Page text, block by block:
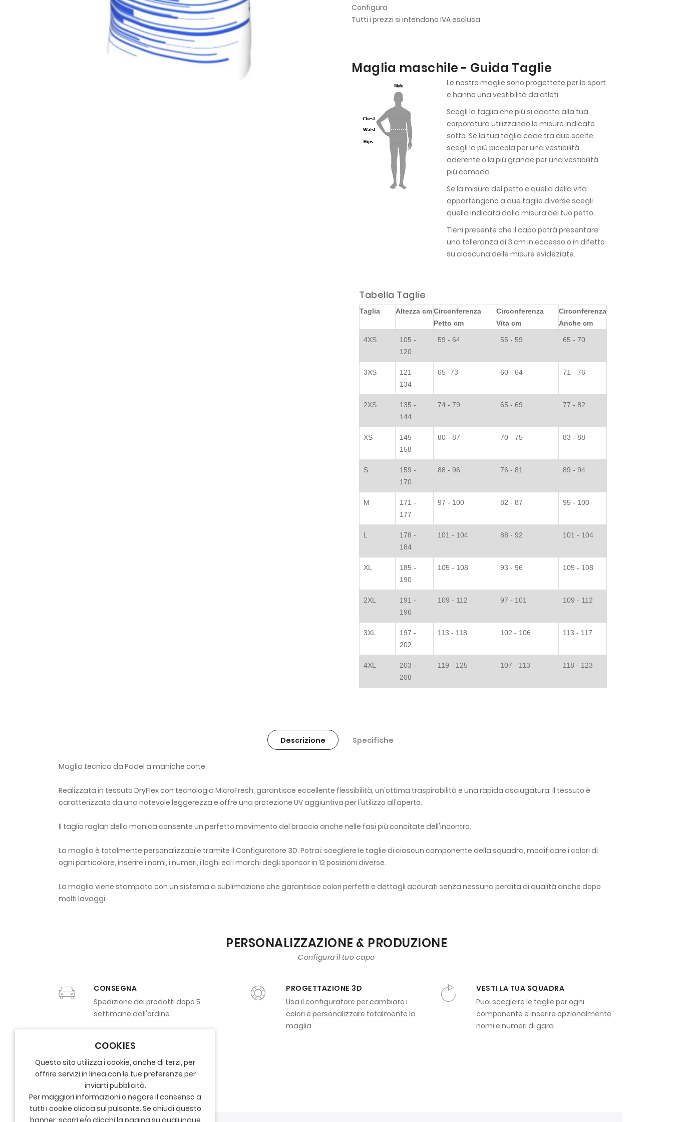
COOKIES
Questo sito utilizza i cookie, anche di terzi, per
offrire servizi in linea con le tue preferenze per
inviarti pubblicità.
Per maggiori informazioni o negare il consenso a
tutti i cookie clicca sul pulsante. Se chiudi questo
banner, scorri e/o clicchi la pagina su qualunque
Configura
Tutti i prezzi si intendono IVA esclusa
Maglia maschile - Guida Taglie
Le nostre maglie sono progettate per lo sport
e hanno una vestibilità da atleti.
Scegli la taglia che più si adatta alla tua
corporatura utilizzando le misure indicate
sotto. Se la tua taglia cade tra due scelte,
scegli la più piccola per una vestibilità
aderente o la più grande per una vestibilità
più comoda.
Se la misura del petto e quella della vita
appartengono a due taglie diverse scegli
quella indicata dalla misura del tuo petto.
Tieni presente che il capo potrà presentare
una tolleranza di 3 cm in eccesso o in difetto
su ciascuna delle misure evideziate.
Tabella Taglie
Taglia Altezza cmCirconferenza
Petto cm
Circonferenza
Vita cm
Circonferenza
Anche cm
4XS
105 -
120
59 - 64 55 - 59 65 - 70
3XS
121 -
134
65 -73 60 - 64 71 - 76
2XS
135 -
144
74 - 79 65 - 69 77 - 82
XS
145 -
158
80 - 87 70 - 75 83 - 88
S
159 -
170
88 - 96 76 - 81 89 - 94
M
171 -
177
97 - 100 82 - 87 95 - 100
L
178 -
184
101 - 104 88 - 92 101 - 104
XL
185 -
190
105 - 108 93 - 96 105 - 108
2XL
191 -
196
109 - 112 97 - 101 109 - 112
3XL
197 -
202
113 - 118 102 - 106 113 - 117
4XL
203 -
208
119 - 125 107 - 113 118 - 123
Descrizione
Maglia tecnica da Padel a maniche corte.
Realizzata in tessuto DryFlex con tecnologia MicroFresh, garantisce eccellente flessibilità, un'ottima traspirabilità e una rapida asciugatura. Il tessuto è
caratterizzato da una notevole leggerezza e offre una protezione UV aggiuntiva per l'utilizzo all'aperto.
Il taglio raglan della manica consente un perfetto movimento del braccio anche nelle fasi più concitate dell'incontro.
La maglia è totalmente personalizzabile tramite il Configuratore 3D. Potrai: scegliere le taglie di ciascun componente della squadra, modificare i colori di
ogni particolare, inserire i nomi, i numeri, i loghi ed i marchi degli sponsor in 12 posizioni diverse.
La maglia viene stampata con un sistema a sublimazione che garantisce colori perfetti e dettagli accurati senza nessuna perdita di qualità anche dopo
molti lavaggi.
Specifiche
PERSONALIZZAZIONE & PRODUZIONE
Configura il tuo capo
CONSEGNA
Spedizione dei prodotti dopo 5
settimane dall'ordine
PROGETTAZIONE 3D
Usa il configuratore per cambiare i
colori e personalizzare totalmente la
maglia
VESTI LA TUA SQUADRA
Puoi scegleire le taglie per ogni
componente e inserire opzionalmente
nomi e numeri di gara